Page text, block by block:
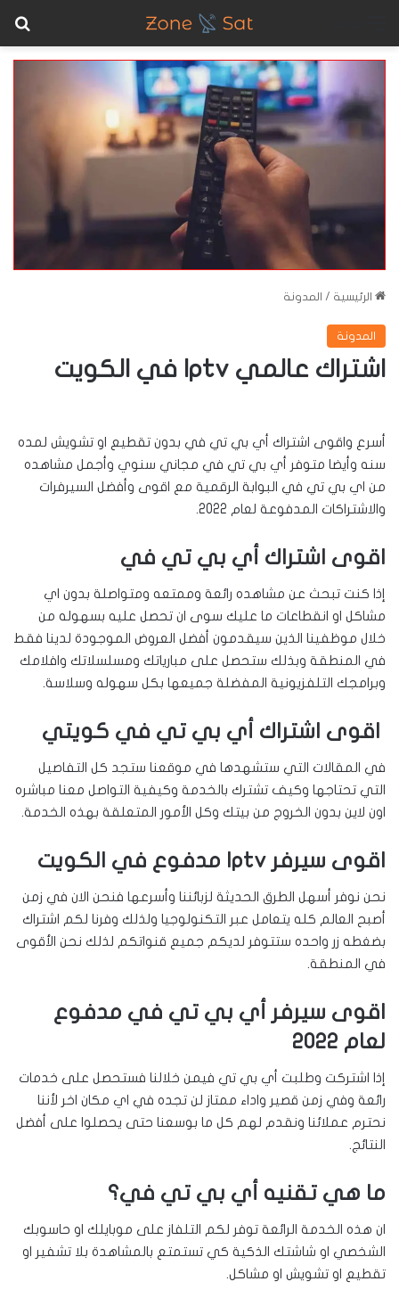
الرئيسية / المدونة
المدونة
اشتراك عالمي Iptv في الكويت
أسرع واقوى اشتراك أي بي تي في بدون تقطيع او تشويش لمده
سنه وأيضا متوفر أي بي تي في مجاني سنوي وأجمل مشاهده
من اي بي تي في البوابة الرقمية مع اقوى وأفضل السيرفرات
والاشتراكات المدفوعة لعام 2022.
اقوى اشتراك أي بي تي في
إذا كنت تبحث عن مشاهده رائعة وممتعه ومتواصلة بدون اي
مشاكل او انقطاعات ما عليك سوى ان تحصل عليه بسهوله من
خلال موظفينا الذين سيقدمون أفضل العروض الموجودة لدينا فقط
في المنطقة وبذلك ستحصل على مبارياتك ومسلسلاتك وافلامك
وبرامجك التلفزيونية المفضلة جميعها بكل سهوله وسلاسة.
اقوى اشتراك أي بي تي في كويتي
في المقالات التي ستشهدها في موقعنا ستجد كل التفاصيل
التي تحتاجها وكيف تشترك بالخدمة وكيفية التواصل معنا مباشره
اون لاين بدون الخروج من بيتك وكل الأمور المتعلقة بهذه الخدمة.
اقوى سيرفر Iptv مدفوع في الكويت
نحن نوفر أسهل الطرق الحديثة لزبائننا وأسرعها فنحن الان في زمن
أصبح العالم كله يتعامل عبر التكنولوجيا ولذلك وفرنا لكم اشتراك
بضغطه زر واحده ستتوفر لديكم جميع قنواتكم لذلك نحن الأقوى
في المنطقة.
اقوى سيرفر أي بي تي في مدفوع
لعام 2022
إذا اشتركت وطلبت أي بي تي فيمن خلالنا فستحصل على خدمات
رائعة وفي زمن قصير واداء ممتاز لن تجده في اي مكان اخر لأننا
نحترم عملائنا ونقدم لهم كل ما بوسعنا حتى يحصلوا على أفضل
النتائج.
ما هي تقنيه أي بي تي في؟
ان هذه الخدمة الرائعة توفر لكم التلفاز على موبايلك او حاسوبك
الشخصي او شاشتك الذكية كي تستمتع بالمشاهدة بلا تشفير او
تقطيع او تشويش او مشاكل.